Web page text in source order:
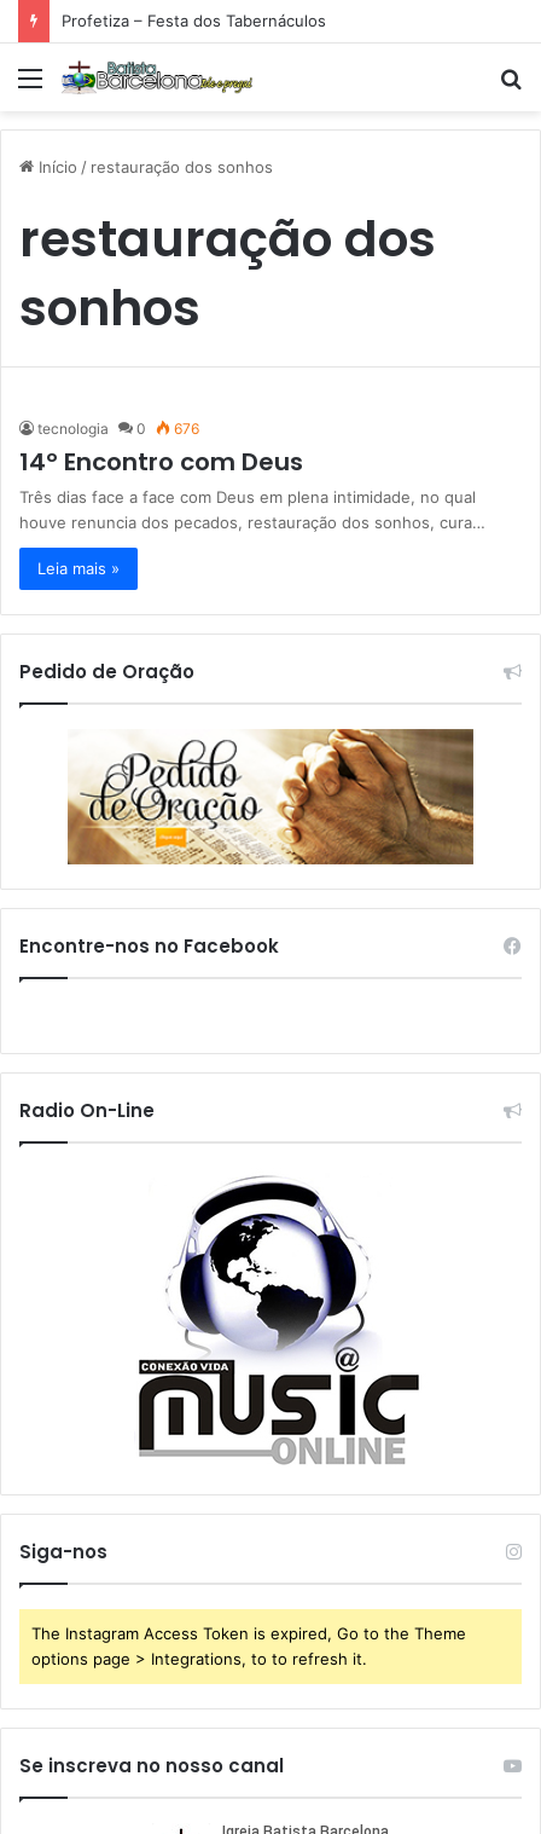
Profetiza – Festa dos Tabernáculos
Menu
Início / restauração dos sonhos
restauração dos
sonhos
tecnologia 0 676
14º Encontro com Deus
Três dias face a face com Deus em plena intimidade, no qual
houve renuncia dos pecados, restauração dos sonhos, cura…
Leia mais »
Pedido de Oração
Encontre-nos no Facebook
Radio On-Line
Siga-nos
The Instagram Access Token is expired, Go to the Theme
options page > Integrations, to to refresh it.
Se inscreva no nosso canal